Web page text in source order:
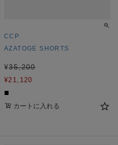
CCP
AZATOGE SHORTS
¥35,200
¥21,120
■
カートに入れる